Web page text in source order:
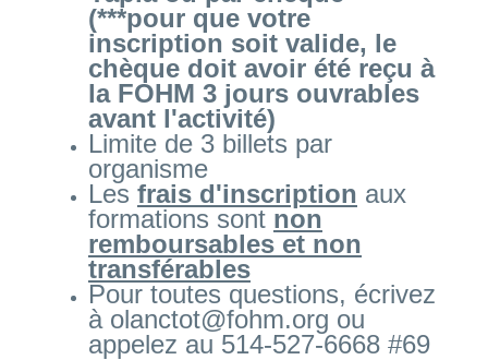
(***pour que votre
inscription soit valide, le
chèque doit avoir été reçu à
la FOHM 3 jours ouvrables
avant l'activité)
Limite de 3 billets par
organisme
Les frais d'inscription aux
formations sont non
remboursables et non
transférables
Pour toutes questions, écrivez
à olanctot@fohm.org ou
appelez au 514-527-6668 #69